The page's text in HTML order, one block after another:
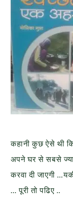
कहानी कुछ ऐसे थी
अपने घर से सबसे
करवा दी जाएगी
… पूरी तो पढिए ..